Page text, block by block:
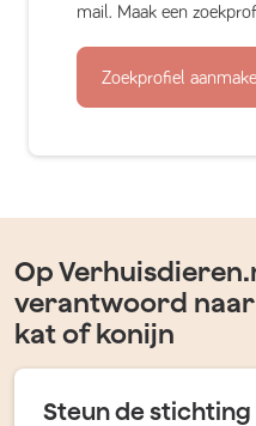
mail. Maak een
Zoekprofiel
Op
verantwoord
kat of konijn
Steun de stichting